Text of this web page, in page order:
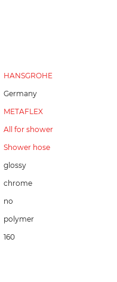
HANSGROHE
Germany
METAFLEX
All for shower
Shower hose
glossy
chrome
no
polymer
160